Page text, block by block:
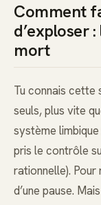
Comment
d’exploser
mort
Tu connais
seuls, plus vite
système
pris le contrôle
rationnelle).
d’une pause.